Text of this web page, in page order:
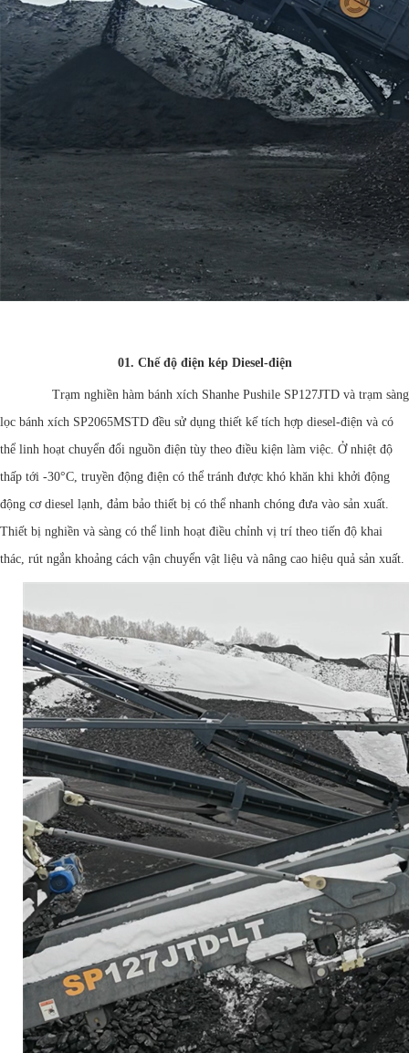
01. Chế độ điện kép Diesel-điện
Trạm nghiền hàm bánh xích Shanhe Pushile SP127JTD và trạm sàng
lọc bánh xích SP2065MSTD đều sử dụng thiết kế tích hợp diesel-điện và có
thể linh hoạt chuyển đổi nguồn điện tùy theo điều kiện làm việc. Ở nhiệt độ
thấp tới -30°C, truyền động điện có thể tránh được khó khăn khi khởi động
động cơ diesel lạnh, đảm bảo thiết bị có thể nhanh chóng đưa vào sản xuất.
Thiết bị nghiền và sàng có thể linh hoạt điều chỉnh vị trí theo tiến độ khai
thác, rút ​​ngắn khoảng cách vận chuyển vật liệu và nâng cao hiệu quả sản xuất.